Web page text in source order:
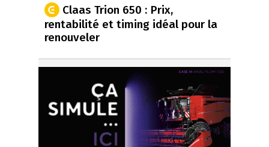
Claas Trion 650 : Prix,
rentabilité et timing idéal pour la
renouveler